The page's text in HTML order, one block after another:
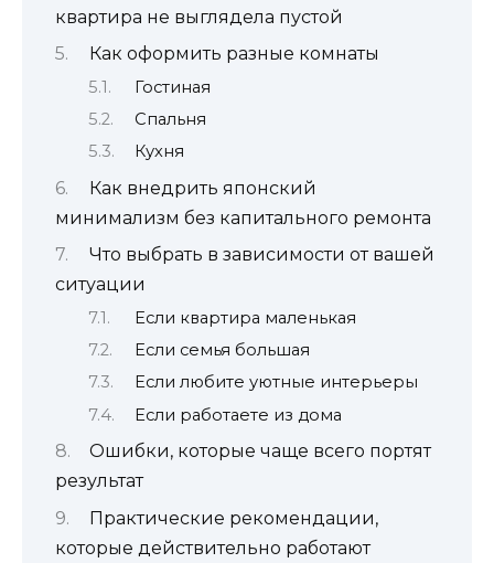
квартира не выглядела пустой
Как оформить разные комнаты
Гостиная
Спальня
Кухня
Как внедрить японский
минимализм без капитального ремонта
Что выбрать в зависимости от вашей
ситуации
Если квартира маленькая
Если семья большая
Если любите уютные интерьеры
Если работаете из дома
Ошибки, которые чаще всего портят
результат
Практические рекомендации,
которые действительно работают